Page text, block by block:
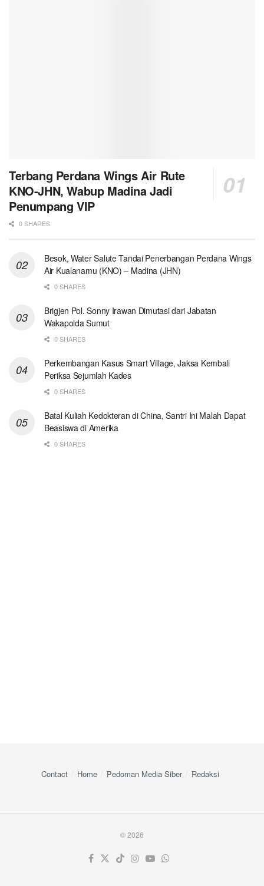
Terbang Perdana Wings Air Rute
KNO-JHN, Wabup Madina Jadi
Penumpang VIP
0 SHARES
Besok, Water Salute Tandai Penerbangan Perdana Wings
Air Kualanamu (KNO) – Madina (JHN)
0 SHARES
Brigjen Pol. Sonny Irawan Dimutasi dari Jabatan
Wakapolda Sumut
0 SHARES
Perkembangan Kasus Smart Village, Jaksa Kembali
Periksa Sejumlah Kades
0 SHARES
Batal Kuliah Kedokteran di China, Santri Ini Malah Dapat
Beasiswa di Amerika
0 SHARES
Contact Home Pedoman Media Siber Redaksi
© 2026